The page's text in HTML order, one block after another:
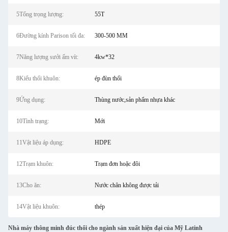
5Tổng trọng lượng: 55T
6Đường kính Parison tối đa: 300-500 MM
7Năng lượng sưởi ấm vít: 4kw*32
8Kiểu thổi khuôn: ép đùn thổi
9Ứng dụng: Thùng nước,sản phẩm nhựa khác
10Tình trạng: Mới
11Vật liệu áp dụng: HDPE
12Trạm khuôn: Trạm đơn hoặc đôi
13Cho ăn: Nước chân không được tải
14Vật liệu khuôn: thép
Nhà máy thông minh đúc thổi cho ngành sản xuất hiện đại của Mỹ Latinh